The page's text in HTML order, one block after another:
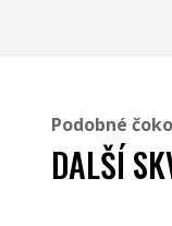
Podobné
DALŠÍ